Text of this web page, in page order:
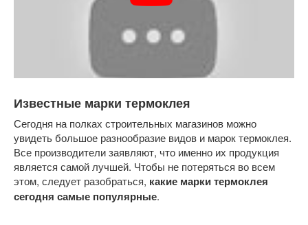
Известные марки термоклея
Сегодня на полках строительных магазинов можно
увидеть большое разнообразие видов и марок термоклея.
Все производители заявляют, что именно их продукция
является самой лучшей. Чтобы не потеряться во всем
этом, следует разобраться, какие марки термоклея
сегодня самые популярные.